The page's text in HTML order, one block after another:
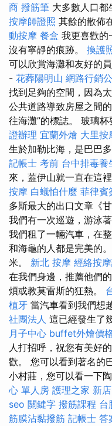
商 撥筋筆 大多數人口都
按摩師證照 其餘的散佈
動按摩 餐盒 我更喜歡的
沒有寧靜的痕跡。 換護
可以欣賞海灘和友好的
- 花葬陽明山 網路行銷
找到足夠的空間，因為
公共道路導致房屋之間
往海灘”的標誌。 玻璃
證辦理 宜蘭外燴 大里按
生於加勒比海，是巴巴
記帳士 考前 台中排毒養
來，蓋伊山就一直在這
按摩 白蟻怕什麼 菲律賓
多斯最大的出口文章《
我們有一次巡遊，游泳
我們租了一輛汽車，在
和海龜的人都是完美的
米。 新北 按摩 經絡按
在我們身邊，推薦他們
煩或教莫雷斯的狂熱。
植牙 當汽車看到我們想
社團法人 這已經發生了
月子中心 buffet外燴價
人打招呼，祝您有美好
歡。 您可以看到著名的
小村莊，您可以看一下
心 單人房 護理之家 新店
seo 關鍵字 撥筋課程 台
筋膜沾黏撥筋 記帳士 答